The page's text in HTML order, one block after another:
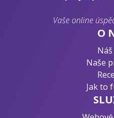
Vaše online
O
Naše
Jak to